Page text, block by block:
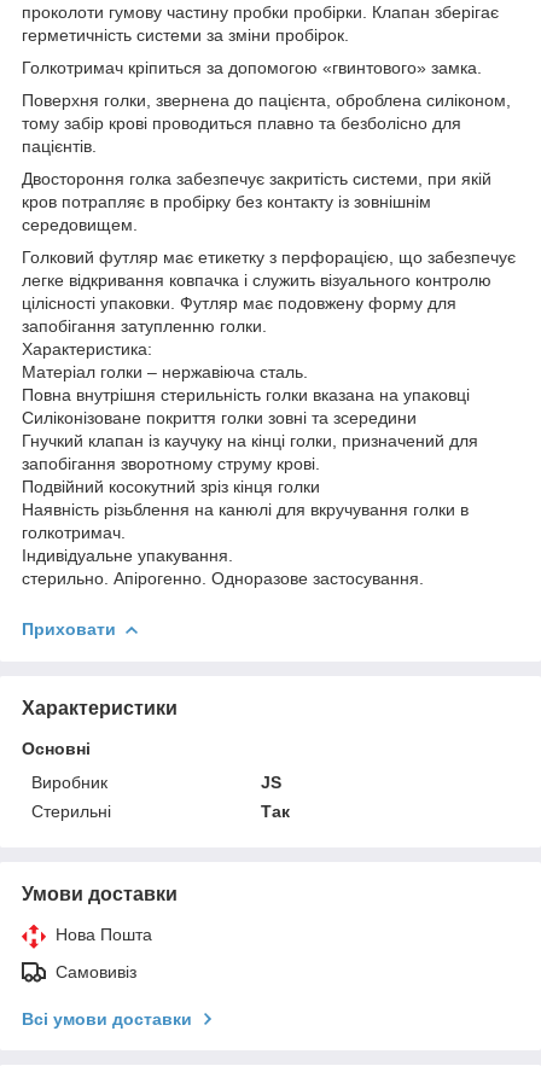
проколоти гумову частину пробки пробірки. Клапан зберігає
герметичність системи за зміни пробірок.
Голкотримач кріпиться за допомогою «гвинтового» замка.
Поверхня голки, звернена до пацієнта, оброблена силіконом,
тому забір крові проводиться плавно та безболісно для
пацієнтів.
Двостороння голка забезпечує закритість системи, при якій
кров потрапляє в пробірку без контакту із зовнішнім
середовищем.
Голковий футляр має етикетку з перфорацією, що забезпечує
легке відкривання ковпачка і служить візуального контролю
цілісності упаковки. Футляр має подовжену форму для
запобігання затупленню голки.
Характеристика:
Матеріал голки – нержавіюча сталь.
Повна внутрішня стерильність голки вказана на упаковці
Силіконізоване покриття голки зовні та зсередини
Гнучкий клапан із каучуку на кінці голки, призначений для
запобігання зворотному струму крові.
Подвійний косокутний зріз кінця голки
Наявність різьблення на канюлі для вкручування голки в
голкотримач.
Індивідуальне упакування.
стерильно. Апірогенно. Одноразове застосування.
Приховати
Характеристики
Основні
Виробник
JS
Стерильні
Так
Умови доставки
Нова Пошта
Самовивіз
Всі умови доставки